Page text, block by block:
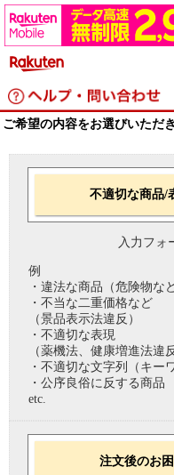
ご希望の内容をお選びいただ
不適切な商品/
入力フォ
例
・違法な商品（危険物な
・不当な二重価格など
（景品表示法違反）
・不適切な表現
（薬機法、健康増進法違
・不適切な文字列（キー
・公序良俗に反する商品
etc.
注文後のお